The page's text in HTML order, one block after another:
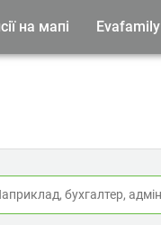
на мапі Evafamily